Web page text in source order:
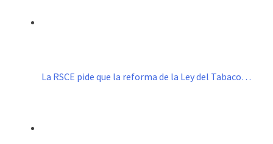
La RSCE pide que la reforma de la Ley del Tabaco…